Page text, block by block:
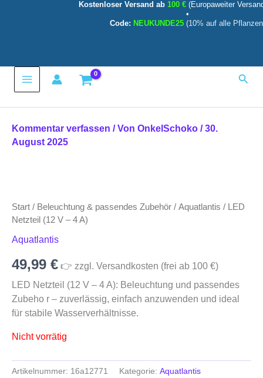
Kostenloser Versand ab 100 € (Europaweiter
•
Code: NEUKUNDE25 (10% auf alle
Main
Kommentar verfassen / Von OnkelSchoko /30.
August 2025
Start / Beleuchtung & passendes Zubehör / Aquatlantis / LED
Netzteil (12 V – 4 A)
Aquatlantis
49,99 € 👉 zzgl. Versandkosten (frei ab 100 €)
LED Netzteil (12 V – 4 A): Beleuchtung und passendes
Zubeho r – zuverlässig, einfach anzuwenden und ideal
für stabile Wasserverhältnisse.
Nicht vorrätig
Artikelnummer: 16a12771 Kategorie: Aquatlantis